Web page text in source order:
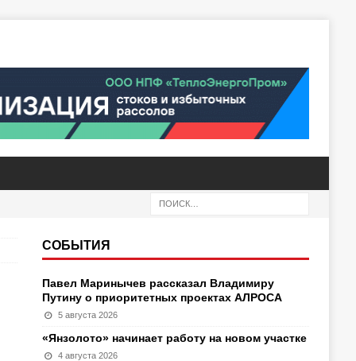
СОБЫТИЯ
Павел Маринычев рассказал Владимиру
Путину о приоритетных проектах АЛРОСА
5 августа 2026
«Янзолото» начинает работу на новом участке
4 августа 2026